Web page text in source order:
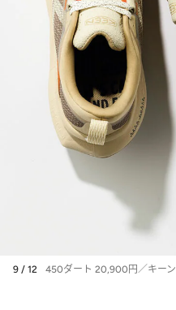
9 / 12 450ダート 20,900円／キーン